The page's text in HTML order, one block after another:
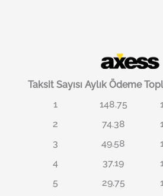
Taksit Sayısı Aylık Ödeme
1
148.75
2
74.38
3
49.58
4
37.19
5
29.75